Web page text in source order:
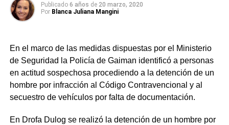
Publicado 6 años de 20 marzo, 2020
Por Blanca Juliana Mangini
En el marco de las medidas dispuestas por el Ministerio
de Seguridad la Policía de Gaiman identificó a personas
en actitud sospechosa procediendo a la detención de un
hombre por infracción al Código Contravencional y al
secuestro de vehículos por falta de documentación.
En Drofa Dulog se realizó la detención de un hombre por